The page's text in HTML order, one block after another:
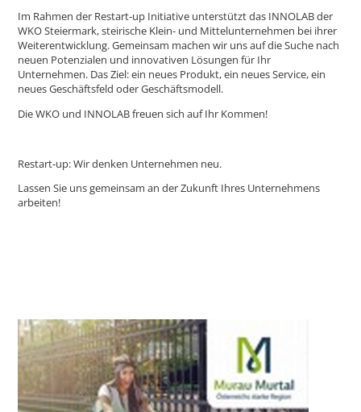
Im Rahmen der Restart-up Initiative unterstützt das INNOLAB der
WKO Steiermark, steirische Klein- und Mittelunternehmen bei ihrer
Weiterentwicklung. Gemeinsam machen wir uns auf die Suche nach
neuen Potenzialen und innovativen Lösungen für Ihr
Unternehmen. Das Ziel: ein neues Produkt, ein neues Service, ein
neues Geschäftsfeld oder Geschäftsmodell.
Die WKO und INNOLAB freuen sich auf Ihr Kommen!
Restart-up: Wir denken Unternehmen neu.
Lassen Sie uns gemeinsam an der Zukunft Ihres Unternehmens
arbeiten!